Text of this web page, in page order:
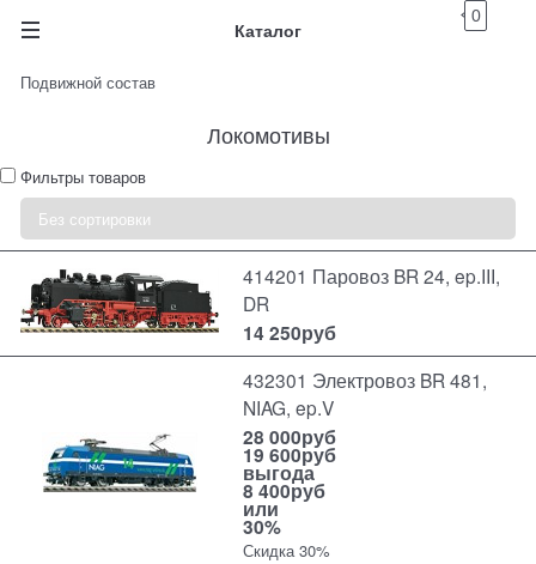
Каталог
0
Подвижной состав
Локомотивы
Фильтры товаров
414201 Паровоз BR 24, ep.III,
DR
14 250руб
432301 Электровоз BR 481,
NIAG, ep.V
28 000руб
19 600руб
выгода
8 400руб
или
30%
Скидка 30%